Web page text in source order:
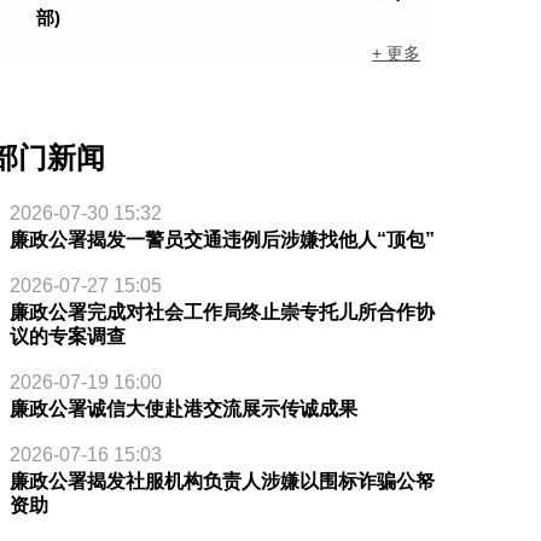
部)
+ 更多
门新闻
2026-07-30 15:32
廉政公署揭发一警员交通违例后涉嫌找他人“顶包”
2026-07-27 15:05
廉政公署完成对社会工作局终止崇专托儿所合作协
议的专案调查
2026-07-19 16:00
廉政公署诚信大使赴港交流展示传诚成果
2026-07-16 15:03
廉政公署揭发社服机构负责人涉嫌以围标诈骗公帑
资助